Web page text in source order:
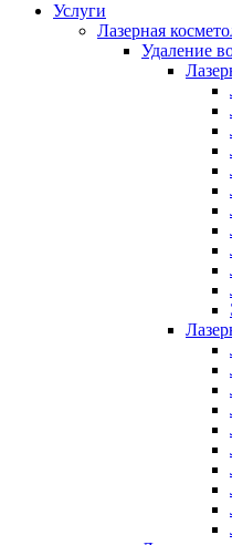
Услуги
Лазерная
Удаление